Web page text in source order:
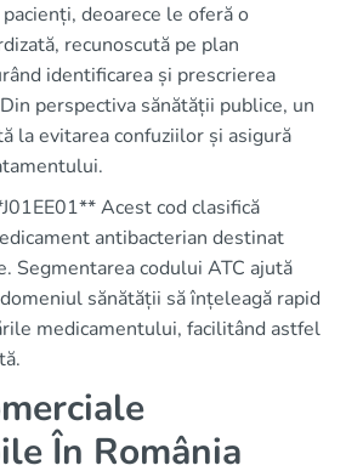
deoarece le oferă o
recunoscută pe plan
identificarea și prescrierea
perspectiva sănătății publice, un
la evitarea confuziilor și asigură
Acest cod clasifică
antibacterian destinat
Segmentarea codului ATC ajută
sănătății să înțeleagă rapid
medicamentului, facilitând astfel
În România